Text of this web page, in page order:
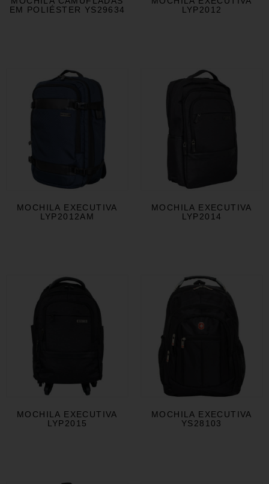
EM POLIÉSTER YS29634
LYP2012
MOCHILA EXECUTIVA
LYP2012AM
MOCHILA EXECUTIVA
LYP2014
MOCHILA EXECUTIVA
LYP2015
MOCHILA EXECUTIVA
YS28103